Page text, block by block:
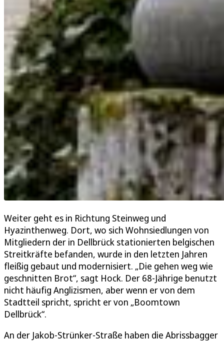
Weiter geht es in Richtung Steinweg und
Hyazinthenweg. Dort, wo sich Wohnsiedlungen von
Mitgliedern der in Dellbrück stationierten belgischen
Streitkräfte befanden, wurde in den letzten Jahren
fleißig gebaut und modernisiert. „Die gehen weg wie
geschnitten Brot“, sagt Hock. Der 68-Jährige benutzt
nicht häufig Anglizismen, aber wenn er von dem
Stadtteil spricht, spricht er von „Boomtown
Dellbrück“.
An der Jakob-Strünker-Straße haben die Abrissbagger